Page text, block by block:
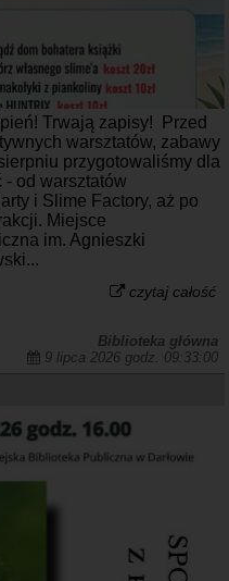
Trwają zapisy! Przed
warsztatów, zabawy
przygotowaliśmy dla
- od warsztatów
i Slime Factory, aż po
Miejsce
im. Agnieszki
czytaj całość
Biblioteka główna
9 lipca 2026 godz. 09:33:00